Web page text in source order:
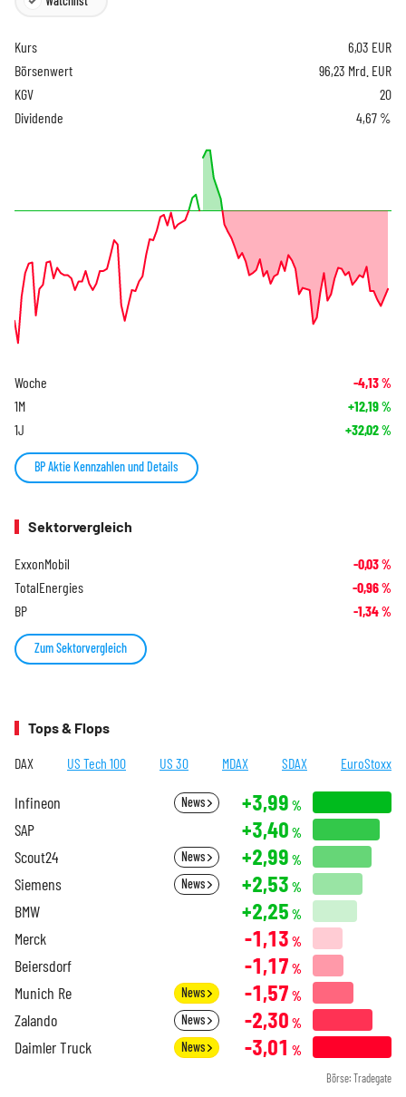
Kurs 6,03 EUR
Börsenwert
96,23 Mrd. EUR
KGV
20
Dividende
4,67 %
Woche -4,13%
1M +12,19%
1J +32,02%
BP Aktie Kennzahlen und Details
Sektorvergleich
ExxonMobil -0,03%
TotalEnergies -0,96%
BP -1,34%
Zum Sektorvergleich
Tops & Flops
DAX US Tech 100 US 30 MDAX SDAX EuroStoxx
Infineon News +3,99 %
SAP +3,40 %
Scout24 News +2,99 %
Siemens News +2,53 %
BMW +2,25 %
Merck -1,13 %
Beiersdorf -1,17 %
Munich Re News -1,57 %
Zalando News -2,30 %
Daimler Truck News -3,01 %
Börse: Tradegate